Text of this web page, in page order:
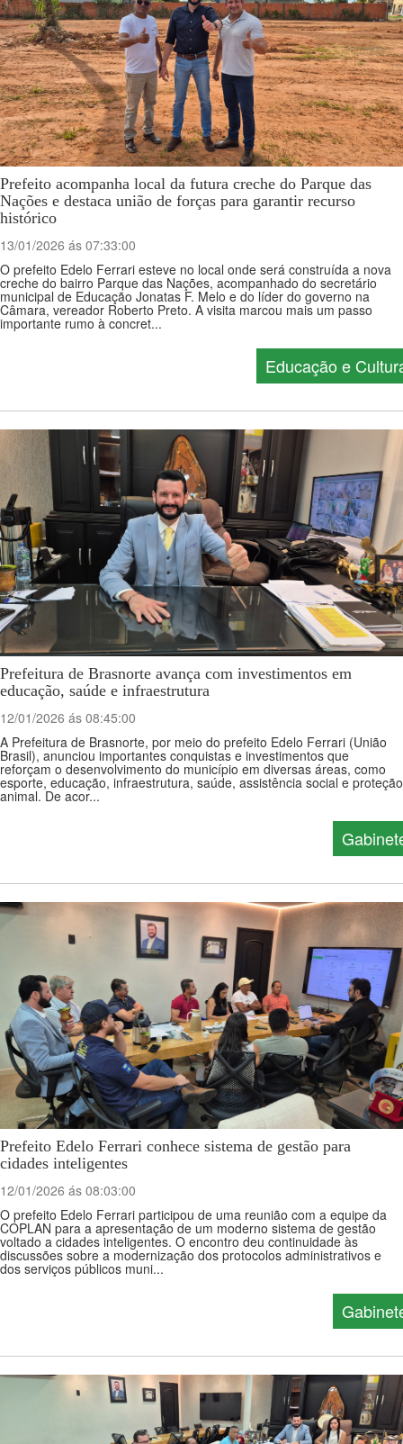
Prefeito acompanha local da futura creche do Parque das
Nações e destaca união de forças para garantir recurso
histórico
13/01/2026 ás 07:33:00
O prefeito Edelo Ferrari esteve no local onde será construída a nova
creche do bairro Parque das Nações, acompanhado do secretário
municipal de Educação Jonatas F. Melo e do líder do governo na
Câmara, vereador Roberto Preto. A visita marcou mais um passo
importante rumo à concret...
Educação e
Prefeitura de Brasnorte avança com investimentos em
educação, saúde e infraestrutura
12/01/2026 ás 08:45:00
A Prefeitura de Brasnorte, por meio do prefeito Edelo Ferrari (União
Brasil), anunciou importantes conquistas e investimentos que
reforçam o desenvolvimento do município em diversas áreas, como
esporte, educação, infraestrutura, saúde, assistência social e proteção
animal. De acor...
Prefeito Edelo Ferrari conhece sistema de gestão para
cidades inteligentes
12/01/2026 ás 08:03:00
O prefeito Edelo Ferrari participou de uma reunião com a equipe da
COPLAN para a apresentação de um moderno sistema de gestão
voltado a cidades inteligentes. O encontro deu continuidade às
discussões sobre a modernização dos protocolos administrativos e
dos serviços públicos muni...